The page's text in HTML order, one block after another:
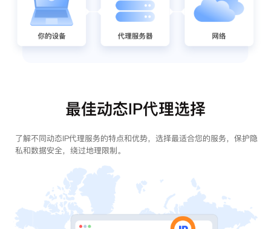
最佳动态IP代理选择
了解不同动态IP代理服务的特点和优势，选择最适合您的服务，保护隐
私和数据安全，绕过地理限制。